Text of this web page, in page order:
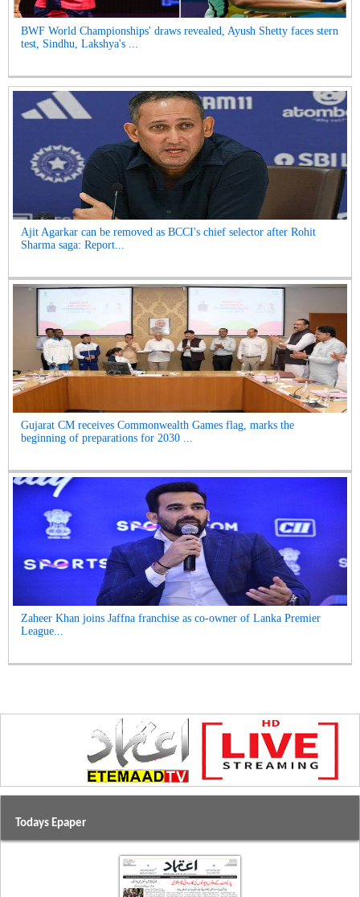
BWF World Championships' draws revealed, Ayush Shetty faces stern
test, Sindhu, Lakshya's ...
Ajit Agarkar can be removed as BCCI's chief selector after Rohit
Sharma saga: Report...
Gujarat CM receives Commonwealth Games flag, marks the
beginning of preparations for 2030 ...
Zaheer Khan joins Jaffna franchise as co-owner of Lanka Premier
League...
Todays Epaper